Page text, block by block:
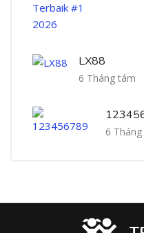
LX88
6 Tháng tám
6